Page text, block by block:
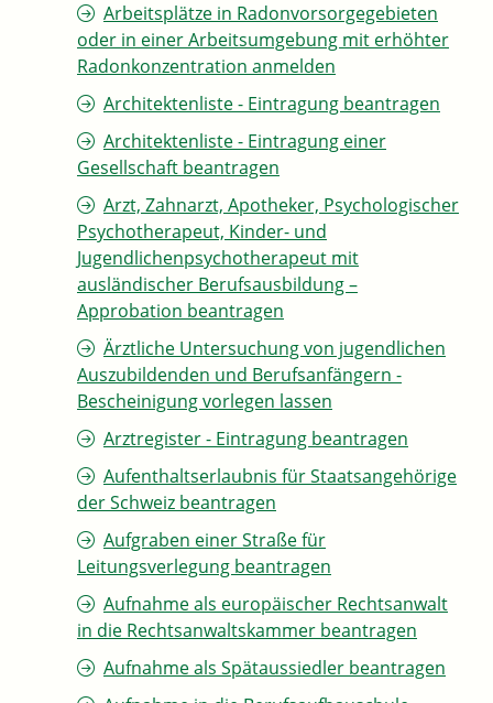
Arbeitsplätze in Radonvorsorgegebieten
oder in einer Arbeitsumgebung mit erhöhter
Radonkonzentration anmelden
Architektenliste - Eintragung beantragen
Architektenliste - Eintragung einer
Gesellschaft beantragen
Arzt, Zahnarzt, Apotheker, Psychologischer
Psychotherapeut, Kinder- und
Jugendlichenpsychotherapeut mit
ausländischer Berufsausbildung –
Approbation beantragen
Ärztliche Untersuchung von jugendlichen
Auszubildenden und Berufsanfängern -
Bescheinigung vorlegen lassen
Arztregister - Eintragung beantragen
Aufenthaltserlaubnis für Staatsangehörige
der Schweiz beantragen
Aufgraben einer Straße für
Leitungsverlegung beantragen
Aufnahme als europäischer Rechtsanwalt
in die Rechtsanwaltskammer beantragen
Aufnahme als Spätaussiedler beantragen